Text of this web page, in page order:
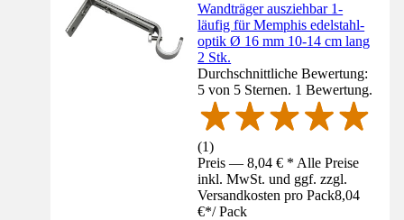
Wandträger ausziehbar 1-
läufig für Memphis edelstahl-
optik Ø 16 mm 10-14 cm lang
2 Stk.
Durchschnittliche Bewertung:
5 von 5 Sternen. 1 Bewertung.
(1)
Preis — 8,04 € * Alle Preise
inkl. MwSt. und ggf. zzgl.
Versandkosten pro Pack8,04
€*/ Pack